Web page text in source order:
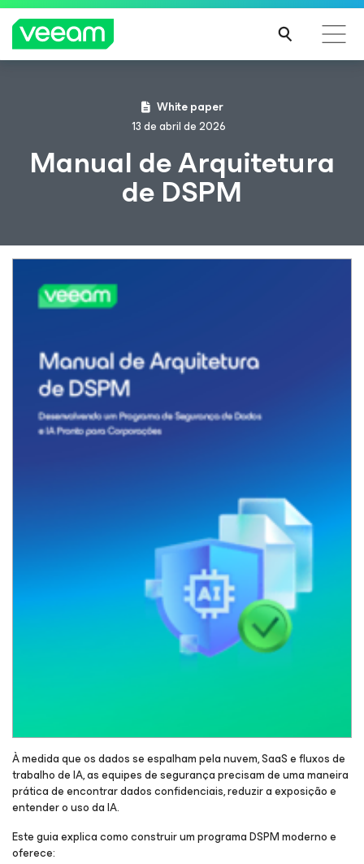
Orientações da Veeam para os clientes afetados
pela atualização de conteúdo da CrowdStrike
MAIS
White paper
13 de abril de 2026
Manual de Arquitetura
de DSPM
À medida que os dados se espalham pela nuvem, SaaS e fluxos de
trabalho de IA, as equipes de segurança precisam de uma maneira
prática de encontrar dados confidenciais, reduzir a exposição e
entender o uso da IA.
Este guia explica como construir um programa DSPM moderno e
oferece: